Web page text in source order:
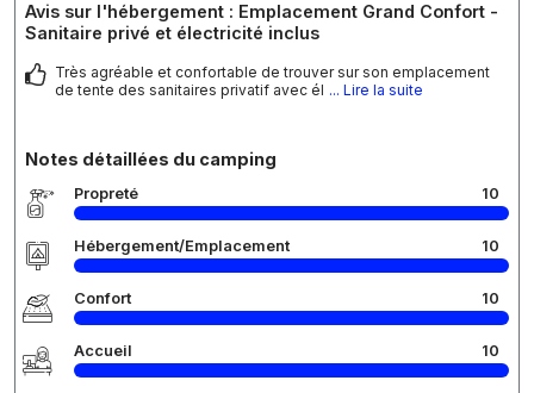
Avis sur l'hébergement : Emplacement Grand Confort -
Sanitaire privé et électricité inclus
Très agréable et confortable de trouver sur son emplacement
de tente des sanitaires privatif avec él ... Lire la suite
Notes détaillées du camping
Propreté 10
Hébergement/Emplacement 10
Confort 10
Accueil 10